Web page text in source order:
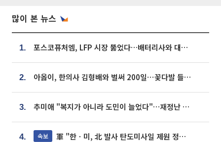
많이 본 뉴스
1. 포스코퓨처엠, LFP 시장 뚫었다…배터리사와 대규모 장기 공급 합의
2. 아옳이, 한의사 김형배와 벌써 200일⋯꽃다발 들고 "프러포즈 아냐"
3. 추미애 "복지가 아니라 도민이 늘었다"…재정난 책임론 정면돌파
4. 속보 軍 "한ㆍ미, 北 발사 탄도미사일 제원 정밀분석 중"